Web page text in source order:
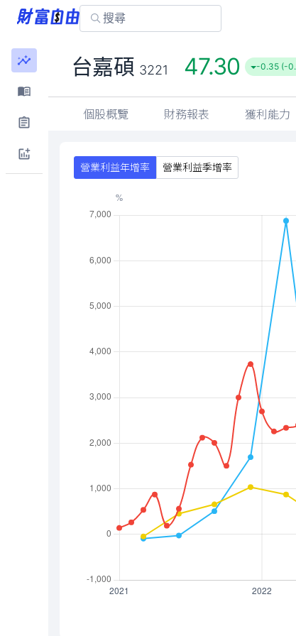
台嘉碩 3221 47.30 -0.35 (-
個股概覽 財務報表 獲利能力
營業利益年增率 營業利益季增率